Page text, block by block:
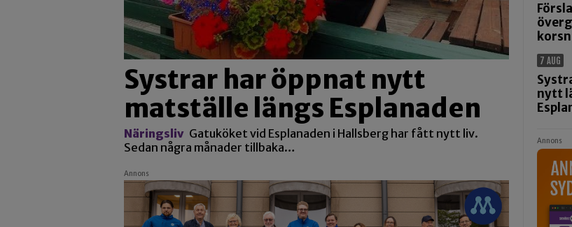
Systrar har öppnat nytt
matställe längs Esplanaden
Näringsliv Gatuköket vid Esplanaden i Hallsberg har fått nytt liv.
Sedan några månader tillbaka…
Annons
7 AUG
nytt
Annons